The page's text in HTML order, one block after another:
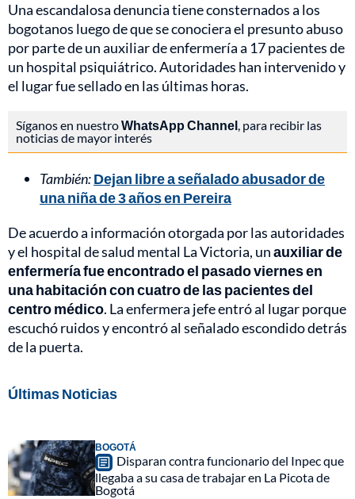
Una escandalosa denuncia tiene consternados a los
bogotanos luego de que se conociera el presunto abuso
por parte de un auxiliar de enfermería a 17 pacientes de
un hospital psiquiátrico. Autoridades han intervenido y
el lugar fue sellado en las últimas horas.
Síganos en nuestroWhatsApp Channel, para recibir las
noticias de mayor interés
También:Dejan libre a señalado abusador de
una niña de 3 años en Pereira
De acuerdo a información otorgada por las autoridades
y el hospital de salud mental La Victoria, unauxiliar de
enfermería fue encontrado el pasado viernes en
una habitación con cuatro de las pacientes del
centro médico. La enfermera jefe entró al lugar porque
escuchó ruidos y encontró al señalado escondido detrás
de la puerta.
Últimas Noticias
BOGOTÁ
Disparan contra funcionario del Inpec que
llegaba a su casa de trabajar en La Picota de
Bogotá